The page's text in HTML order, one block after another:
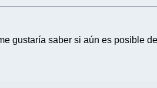
gustaría saber si aún es posible